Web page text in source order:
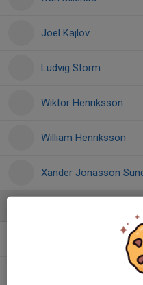
Joel Kajlöv
Ludvig Storm
Wiktor Henriksson
William Henriksson
Xander Jonasson
Tränare
Ass.